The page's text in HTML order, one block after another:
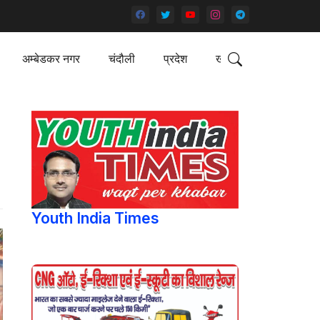
अम्बेडकर नगर चंदौली प्रदेश खेल
Youth India Times